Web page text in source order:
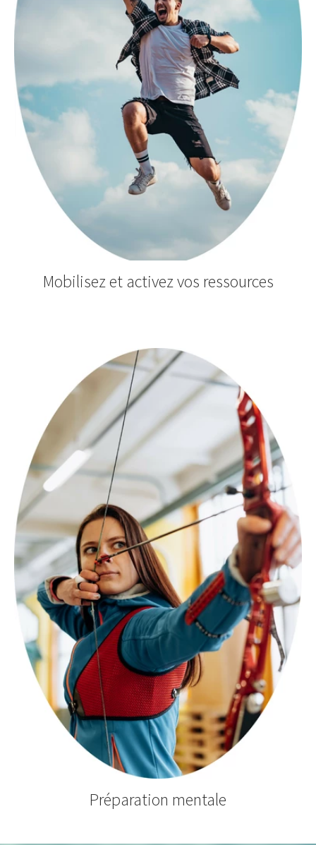
Mobilisez et activez vos ressources
Préparation mentale